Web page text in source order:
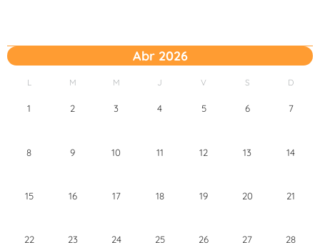
Abr 2026
L M M J V S D
1 2 3 4 5 6 7
8 9 10 11 12 13 14
15 16 17 18 19 20 21
22 23 24 25 26 27 28